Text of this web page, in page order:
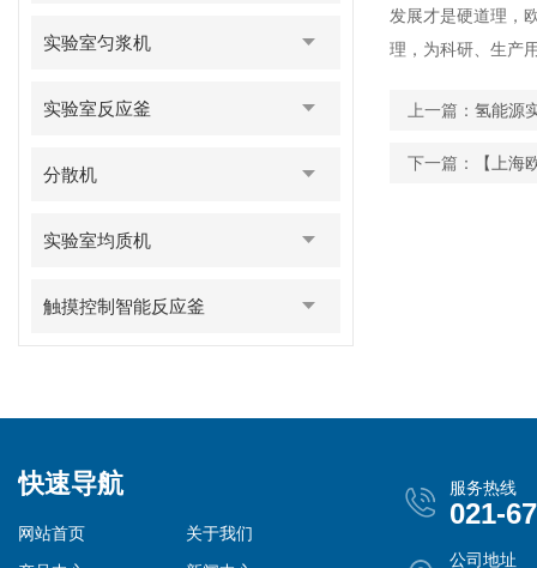
实验室匀浆机
实验室反应釜
分散机
实验室均质机
触摸控制智能反应釜
发展才是硬道理，
理，为科研、生产
上一篇： 氢能源
下一篇： 【上
快速导航
网站首页
关于我们
服务热线
021-
公司地址